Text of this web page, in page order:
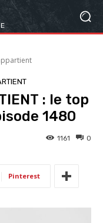
: le top
1480
0
1161
Pinterest